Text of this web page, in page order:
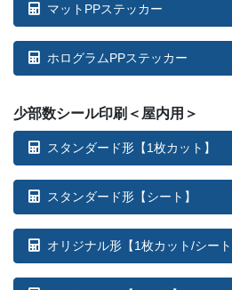
2,400部
2,600部
2,700部
2,800部
マットPPステッカー
ホログラムPPステッカー
少部数シール印刷＜屋内用＞
スタンダード形【1枚カット】
スタンダード形【シート】
オリジナル形【1枚カット/シート